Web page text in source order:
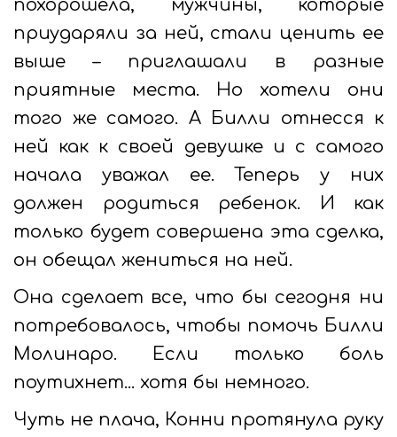
похорошела, мужчины, которые
приударяли за ней, стали ценить ее
выше – приглашали в разные
приятные места. Но хотели они
того же самого. А Билли отнесся к
ней как к своей девушке и с самого
начала уважал ее. Теперь у них
должен родиться ребенок. И как
только будет совершена эта сделка,
он обещал жениться на ней.
Она сделает все, что бы сегодня ни
потребовалось, чтобы помочь Билли
Молинаро. Если только боль
поутихнет... хотя бы немного.
Чуть не плача, Конни протянула руку